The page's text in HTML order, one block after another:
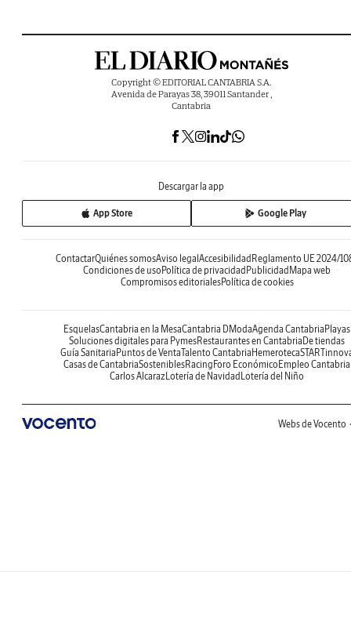
Copyright © EDITORIAL CANTABRIA S.A.
Avenida de Parayas 38, 39011 Santander ,
Cantabria
Descargar la app
App Store Google Play
ContactarQuiénes somosAviso legalAccesibilidadReglamento UE 2024/
Condiciones de usoPolítica de privacidadPublicidadMapa web
Compromisos editorialesPolítica de cookies
EsquelasCantabria en la MesaCantabria DModaAgenda CantabriaPlayas
Soluciones digitales para PymesRestaurantes en CantabriaDe tiendas
Guía SanitariaPuntos de VentaTalento CantabriaHemeroteca
Casas de CantabriaSosteniblesRacingForo EconómicoEmpleo Cantabria
Carlos AlcarazLotería de NavidadLotería del Niño
Webs de Vocento